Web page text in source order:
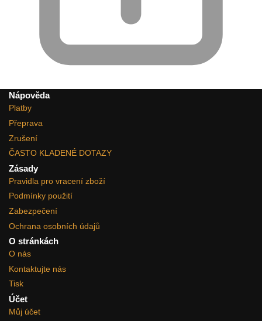
Nápověda
Platby
Přeprava
Zrušení
ČASTO KLADENÉ DOTAZY
Zásady
Pravidla pro vracení zboží
Podmínky použití
Zabezpečení
Ochrana osobních údajů
O stránkách
O nás
Kontaktujte nás
Tisk
Účet
Můj účet